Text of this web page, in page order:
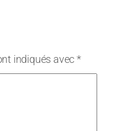
indiqués avec*